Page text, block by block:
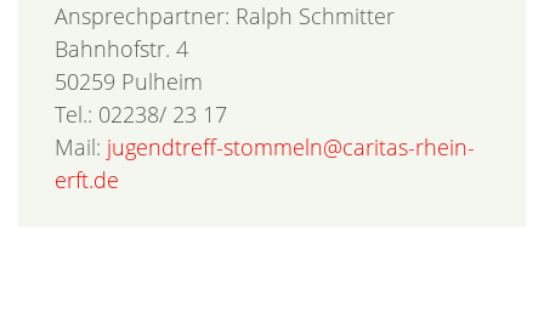
Ansprechpartner: Ralph Schmitter
Bahnhofstr. 4
50259 Pulheim
Tel.: 02238/ 23 17
Mail: jugendtreff-stommeln@caritas-rhein-
erft.de